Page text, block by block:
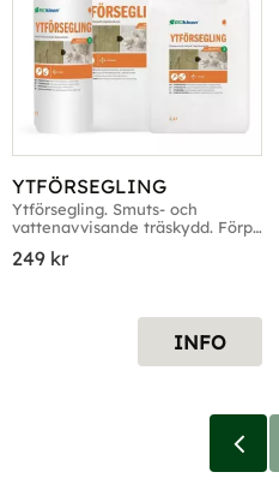
YTFÖRSEGLING
Ytförsegling. Smuts- och
vattenavvisande träskydd. Förp.
249 kr
INFO